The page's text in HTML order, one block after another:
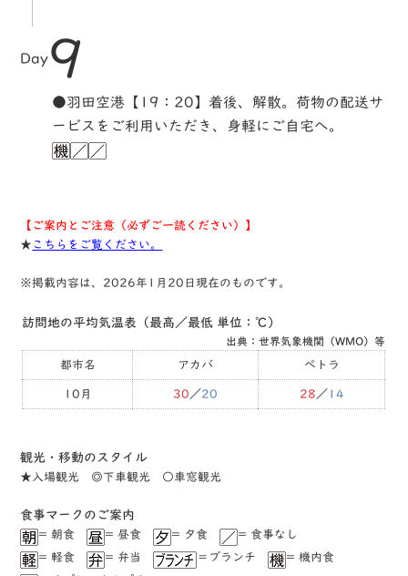
Day9
●羽田空港【19：20】着後、解散。荷物の配送サ
ービスをご利用いただき、身軽にご自宅へ。
【ご案内とご注意（必ずご一読ください）】
★ こちらをご覧ください。
※掲載内容は、2026年1月20日現在のものです。
訪問地の平均気温表（最高／最低 単位：℃）
出典：世界気象機関（WMO）等
都市名 アカバ ペトラ
10月 30 ／ 20 28 ／ 14
観光・移動のスタイル
★⼊場観光 ◎下⾞観光 ○⾞窓観光
⾷事マークのご案内
= 朝食 = 昼食 = ⼣食
= ⾷事なし
= 軽⾷
= 弁当 ＝ブランチ
= 機内食